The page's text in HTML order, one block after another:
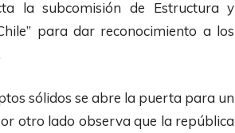
la subcomisión de Estructura y
para dar reconocimiento a los
sólidos se abre la puerta para un
otro lado observa que la república